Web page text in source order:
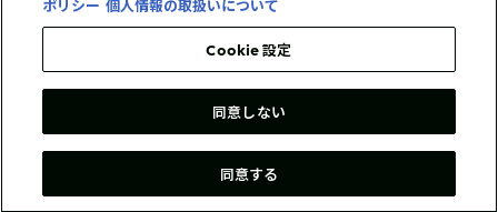
ソーシャルメディア利用規約
Copyright©1996-2026Mitsui&Co.,Ltd.
AllRightsReserved.
ポリシー 個人情報の取扱いについて
Cookie 設定
同意しない
同意する